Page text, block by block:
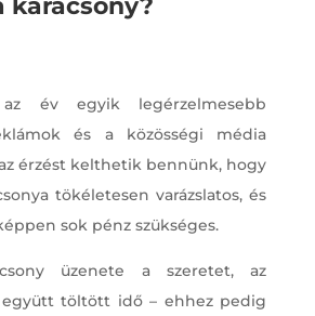
karácsony?
év egyik legérzelmesebb
és a közösségi média
érzést kelthetik bennünk, hogy
tökéletesen varázslatos, és
sok pénz szükséges.
üzenete a szeretet, az
együtt töltött idő – ehhez pedig